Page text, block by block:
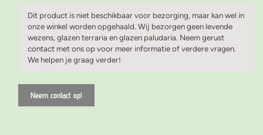
Dit product is niet beschikbaar voor bezorging, maar kan wel in
onze winkel worden opgehaald. Wij bezorgen geen levende
wezens, glazen terraria en glazen paludaria. Neem gerust
contact met ons op voor meer informatie of verdere vragen.
We helpen je graag verder!
Neem contact op!